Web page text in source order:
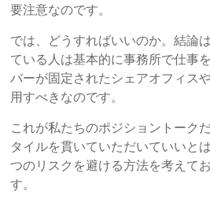
要注意なのです。
では、どうすればいいのか。結論
ている人は基本的に事務所で仕事
バーが固定されたシェアオフィス
用すべきなのです。
これが私たちのポジショントーク
タイルを貫いていただいていいと
つのリスクを避ける方法を考えて
す。